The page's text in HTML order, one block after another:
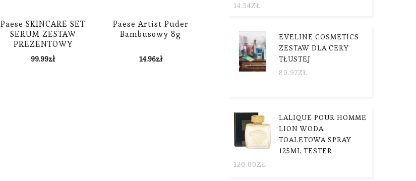
Paese SKINCARE SET
SERUM ZESTAW
PREZENTOWY
HIALURONOWE + Z
WITAMINĄ C
99.99zł
Paese Artist Puder
Bambusowy 8g
14.96zł
14.34ZŁ
EVELINE COSMETICS
ZESTAW DLA CERY
TŁUSTEJ
80.97ZŁ
LALIQUE POUR HOMME
LION WODA
TOALETOWA SPRAY
125ML TESTER
120.00ZŁ